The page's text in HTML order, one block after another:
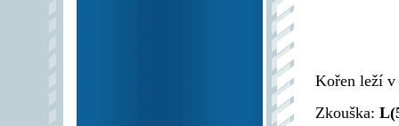
Kořen leží v
Zkouška: